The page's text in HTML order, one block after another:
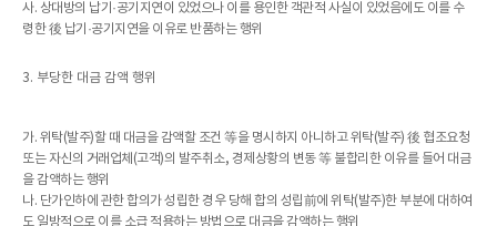
사. 상대방의 납기·공기지연이 있었으나 이를 용인한 객관적 사실이 있었음에도 이를 수
령한 後 납기·공기지연을 이유로 반품하는 행위
3. 부당한 대금 감액 행위
가. 위탁(발주)할 때 대금을 감액할 조건 等을 명시하지 아니하고 위탁(발주) 後 협조요청
또는 자신의 거래업체(고객)의 발주취소, 경제상황의 변동 等 불합리한 이유를 들어 대금
을 감액하는 행위
나. 단가인하에 관한 합의가 성립한 경우 당해 합의 성립前에 위탁(발주)한 부분에 대하여
도 일방적으로 이를 소급 적용하는 방법으로 대금을 감액하는 행위